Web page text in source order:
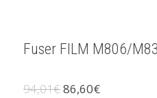
Fuser FILM M806/
94,01€El
86,60€El